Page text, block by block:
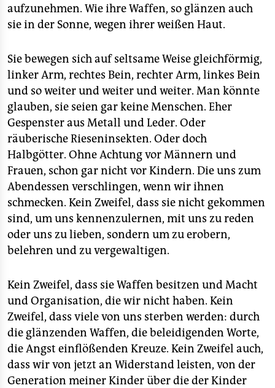
aufzunehmen. Wie ihre Waffen, so glänzen auch
sie in der Sonne, wegen ihrer weißen Haut.
Sie bewegen sich auf seltsame Weise gleichförmig,
linker Arm, rechtes Bein, rechter Arm, linkes Bein
und so weiter und weiter und weiter. Man könnte
glauben, sie seien gar keine Menschen. Eher
Gespenster aus Metall und Leder. Oder
räuberische Rieseninsekten. Oder doch
Halbgötter. Ohne Achtung vor Männern und
Frauen, schon gar nicht vor Kindern. Die uns zum
Abendessen verschlingen, wenn wir ihnen
schmecken. Kein Zweifel, dass sie nicht gekommen
sind, um uns kennenzulernen, mit uns zu reden
oder uns zu lieben, sondern um zu erobern,
belehren und zu vergewaltigen.
Kein Zweifel, dass sie Waffen besitzen und Macht
und Organisation, die wir nicht haben. Kein
Zweifel, dass viele von uns sterben werden: durch
die glänzenden Waffen, die beleidigenden Worte,
die Angst einflößenden Kreuze. Kein Zweifel auch,
dass wir von jetzt an Widerstand leisten, von der
Generation meiner Kinder über die der Kinder